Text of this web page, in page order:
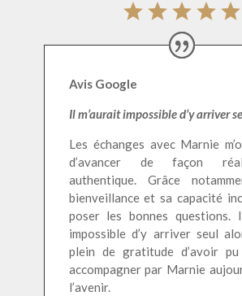
Avis Google
Il m’aurait impossible d’y arriver
Les échanges avec Marnie
d’avancer de façon
authentique. Grâce
bienveillance et sa capacité
poser les bonnes questions.
impossible d’y arriver seul
plein de gratitude d’avoir
accompagner par Marnie
l’avenir.